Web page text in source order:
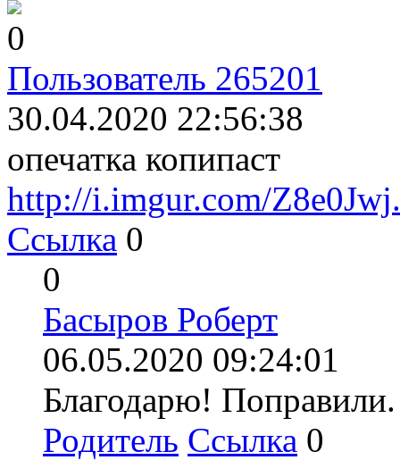
0
Пользователь 265201
30.04.2020 22:56:38
опечатка копипаст
http://i.imgur.com/
Ссылка 0
0
Басыров Роберт
06.05.2020 09:24:01
Благодарю! Поправили.
Родитель Ссылка 0